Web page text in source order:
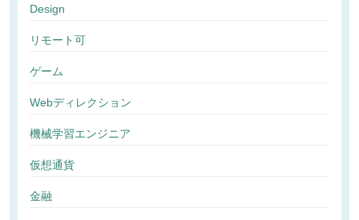
Design
リモート可
ゲーム
Webディレクション
機械学習エンジニア
仮想通貨
金融